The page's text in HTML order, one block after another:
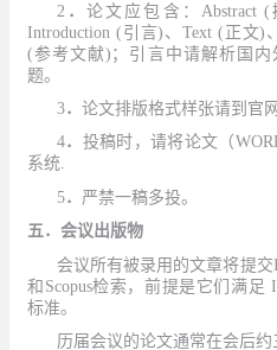
2 ．论文应包含：Abstract (
Introduction (引言)、Text (正文)
(参考文献)；引言中请解析国
题。
3． 论文排版格式样张请到官
4． 投稿时，请将论文（
系统.
5． 严禁一稿多投。
五．会议出版物
会议所有被录用的文章将提交
和 Scopus检索 ，前提是它们满足
标准。
历届会议的论文通常在会后